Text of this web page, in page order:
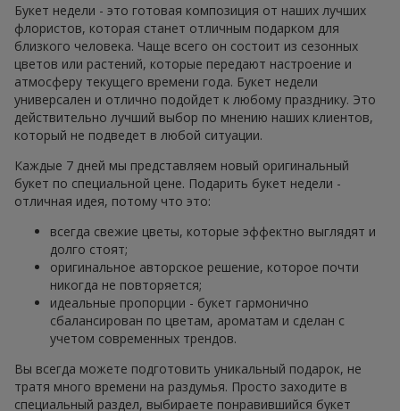
Букет недели - это готовая композиция от наших лучших
флористов, которая станет отличным подарком для
близкого человека. Чаще всего он состоит из сезонных
цветов или растений, которые передают настроение и
атмосферу текущего времени года. Букет недели
универсален и отлично подойдет к любому празднику. Это
действительно лучший выбор по мнению наших клиентов,
который не подведет в любой ситуации.
Каждые 7 дней мы представляем новый оригинальный
букет по специальной цене. Подарить букет недели -
отличная идея, потому что это:
всегда свежие цветы, которые эффектно выглядят и
долго стоят;
оригинальное авторское решение, которое почти
никогда не повторяется;
идеальные пропорции - букет гармонично
сбалансирован по цветам, ароматам и сделан с
учетом современных трендов.
Вы всегда можете подготовить уникальный подарок, не
тратя много времени на раздумья. Просто заходите в
специальный раздел, выбираете понравившийся букет